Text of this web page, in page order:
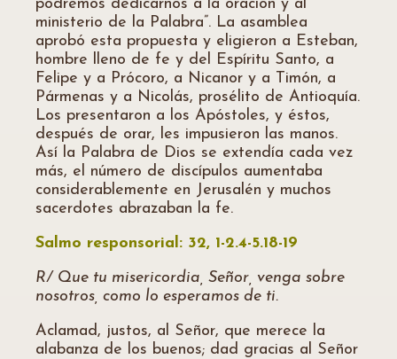
podremos dedicarnos a la oración y al
ministerio de la Palabra”. La asamblea
aprobó esta propuesta y eligieron a Esteban,
hombre lleno de fe y del Espíritu Santo, a
Felipe y a Prócoro, a Nicanor y a Timón, a
Pármenas y a Nicolás, prosélito de Antioquía.
Los presentaron a los Apóstoles, y éstos,
después de orar, les impusieron las manos.
Así la Palabra de Dios se extendía cada vez
más, el número de discípulos aumentaba
considerablemente en Jerusalén y muchos
sacerdotes abrazaban la fe.
Salmo responsorial: 32, 1-2.4-5.18-19
R/ Que tu misericordia, Señor, venga sobre
nosotros, como lo esperamos de ti.
Aclamad, justos, al Señor, que merece la
alabanza de los buenos; dad gracias al Señor